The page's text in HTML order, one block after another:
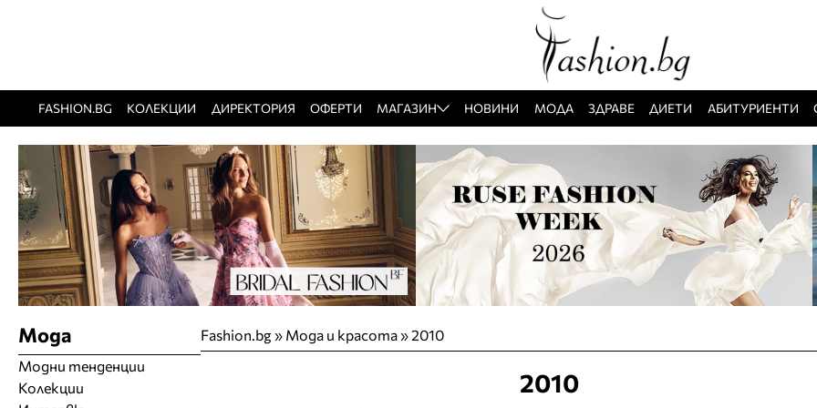
FASHION.BG КОЛЕКЦИИ ДИРЕКТОРИЯ ОФЕРТИ МАГАЗИН НОВИНИ МОДА ЗДРАВЕ ДИЕТИ АБИТУРИЕНТИ
Fashion.bg» Мода и красота»2010
2010
Мода
Модни тенденции
Колекции